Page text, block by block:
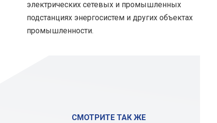
электрических сетевых и промышленных
подстанциях энергосистем и других объектах
промышленности.
СМОТРИТЕ ТАК ЖЕ